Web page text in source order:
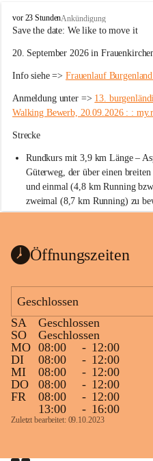
W
ö
t
r
b
e
r
g
vor 23 StundenAnkündigung
Save the date: We like to move it
20. September 2026 in
Info siehe => Frauenlauf
Anmeldung unter => 13.
Walking Bewerb, 20.09.2026 : :
Strecke
Rundkurs mit 3,9 km Länge –
Güterweg, der über einen
und einmal (4,8 km Running
zweimal (8,7 km Running) zu
Parkplatz auf der Rückseite der St.
Zielgelände mit Verpflegungstruck
Ablauf
Samstag, 19.9.
13 bis 15 Uhr
Martins Therme & Lodge
der Therme zugänglich)
Sonntag, 20.9.
Öffnungszeiten
Geschlossen
SA
Geschlossen
SO
Geschlossen
MO 08:00 - 12:00
DI
08:00 - 12:00
MI
08:00 - 12:00
DO
08:00 - 12:00
FR
08:00 - 12:00
13:00
- 16:00
Zuletzt bearbeitet: 09.10.2023